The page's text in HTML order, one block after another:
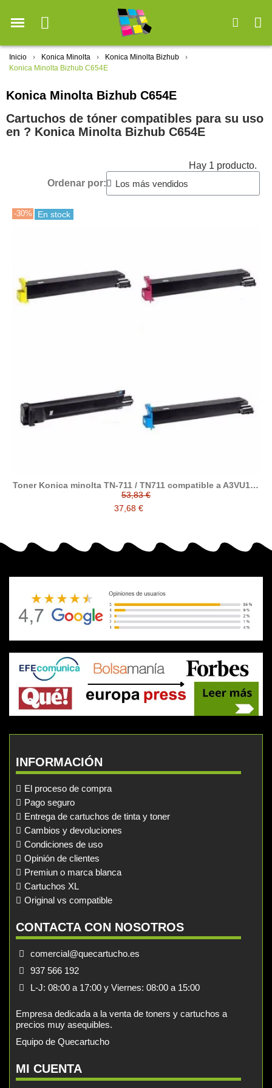
Inicio Konica Minolta
Konica Minolta Bizhub
Konica Minolta Bizhub C654E
Konica Minolta Bizhub C654E
Cartuchos de tóner compatibles para su uso
en ?️ Konica Minolta Bizhub C654E
Hay 1 producto.
Ordenar por:
-30% En stock
Toner Konica minolta TN-711 / TN711 compatible a A3VU150
/ A3VU250 / A3VU350 / A3VU450
53,83 €
37,68 €
INFORMACIÓN
El proceso de compra
Pago seguro
Entrega de cartuchos de tinta y toner
Cambios y devoluciones
Condiciones de uso
Opinión de clientes
Premiun o marca blanca
Cartuchos XL
Original vs compatible
CONTACTA CON NOSOTROS
comercial@quecartucho.es
937 566 192
L-J: 08:00 a 17:00 y Viernes: 08:00 a 15:00
Empresa dedicada a la venta de toners y cartuchos a
precios muy asequibles.
Equipo de Quecartucho
MI CUENTA